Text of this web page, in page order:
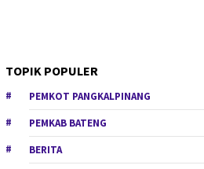
TOPIK POPULER
PEMKOT PANGKALPINANG
PEMKAB BATENG
BERITA